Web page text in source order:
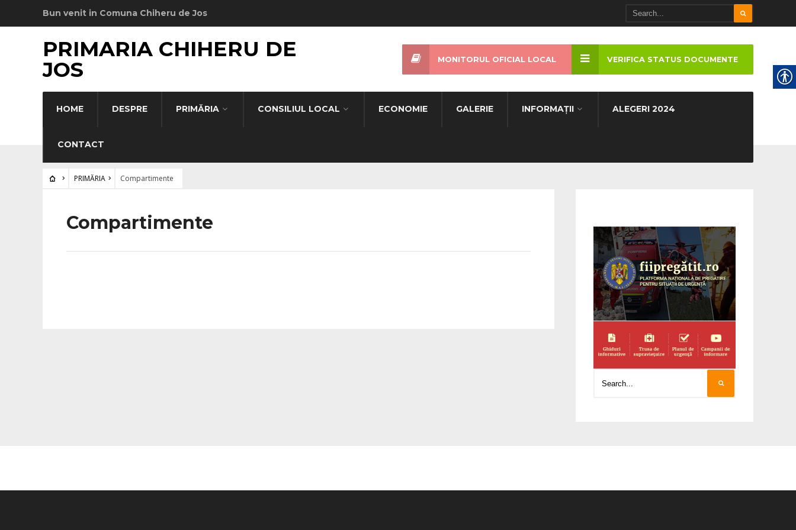
Bun venit in Comuna Chiheru de Jos
PRIMARIA CHIHERU DE
JOS
HOME DESPRE PRIMĂRIA CONSILIUL LOCAL ECONOMIE GALERIE INFORMAȚII ALEGERI 2024
CONTACT
MONITORUL OFICIAL LOCAL VERIFICA STATUS DOCUMENTE
PRIMĂRIA Compartimente
Compartimente